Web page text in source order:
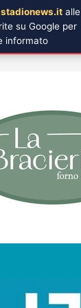
alle
su Google per
informato